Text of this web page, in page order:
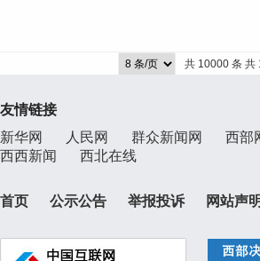
共 10000 条 共
友情链接
新华网
人民网 群众新闻网 西部
西西新闻
西北在线
首页 公示公告 举报投诉 网站声明